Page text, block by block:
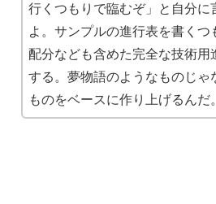
行くつもりで臨むぞ」と自分に
よ。サンプルの進行表を書くつ
配分なども含めた完全な技術用
する。夢物語のようなものじゃ
ものをベースに作り上げるんだ。